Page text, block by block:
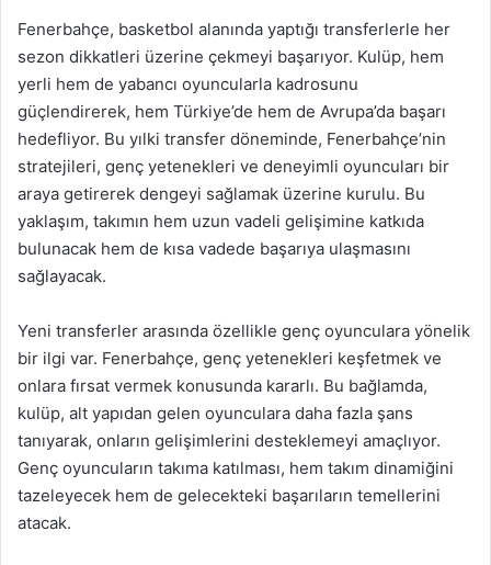
Fenerbahçe, basketbol alanında yaptığı transferlerle her
sezon dikkatleri üzerine çekmeyi başarıyor. Kulüp, hem
yerli hem de yabancı oyuncularla kadrosunu
güçlendirerek, hem Türkiye’de hem de Avrupa’da başarı
hedefliyor. Bu yılki transfer döneminde, Fenerbahçe’nin
stratejileri, genç yetenekleri ve deneyimli oyuncuları bir
araya getirerek dengeyi sağlamak üzerine kurulu. Bu
yaklaşım, takımın hem uzun vadeli gelişimine katkıda
bulunacak hem de kısa vadede başarıya ulaşmasını
sağlayacak.
Yeni transferler arasında özellikle genç oyunculara yönelik
bir ilgi var. Fenerbahçe, genç yetenekleri keşfetmek ve
onlara fırsat vermek konusunda kararlı. Bu bağlamda,
kulüp, alt yapıdan gelen oyunculara daha fazla şans
tanıyarak, onların gelişimlerini desteklemeyi amaçlıyor.
Genç oyuncuların takıma katılması, hem takım dinamiğini
tazeleyecek hem de gelecekteki başarıların temellerini
atacak.